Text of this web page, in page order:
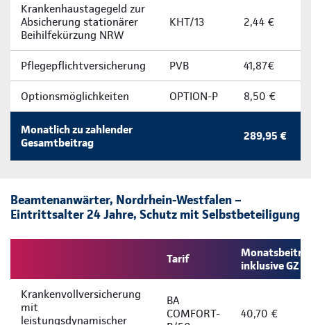
Krankenhaustagegeld zur
Absicherung stationärer
Beihilfekürzung NRW
KHT/13 2,44 €
Pflegepflichtversicherung PVB 41,87€
Optionsmöglichkeiten OPTION-P 8,50 €
Monatlich zu zahlender
Gesamtbeitrag
289,95 €
Beamtenanwärter, Nordrhein-Westfalen –
Eintrittsalter 24 Jahre, Schutz mit Selbstbeteiligung
Tarif
inklusive GZ
Krankenvollversicherung
mit
leistungsdynamischer
BA
COMFORT-
40,70 €